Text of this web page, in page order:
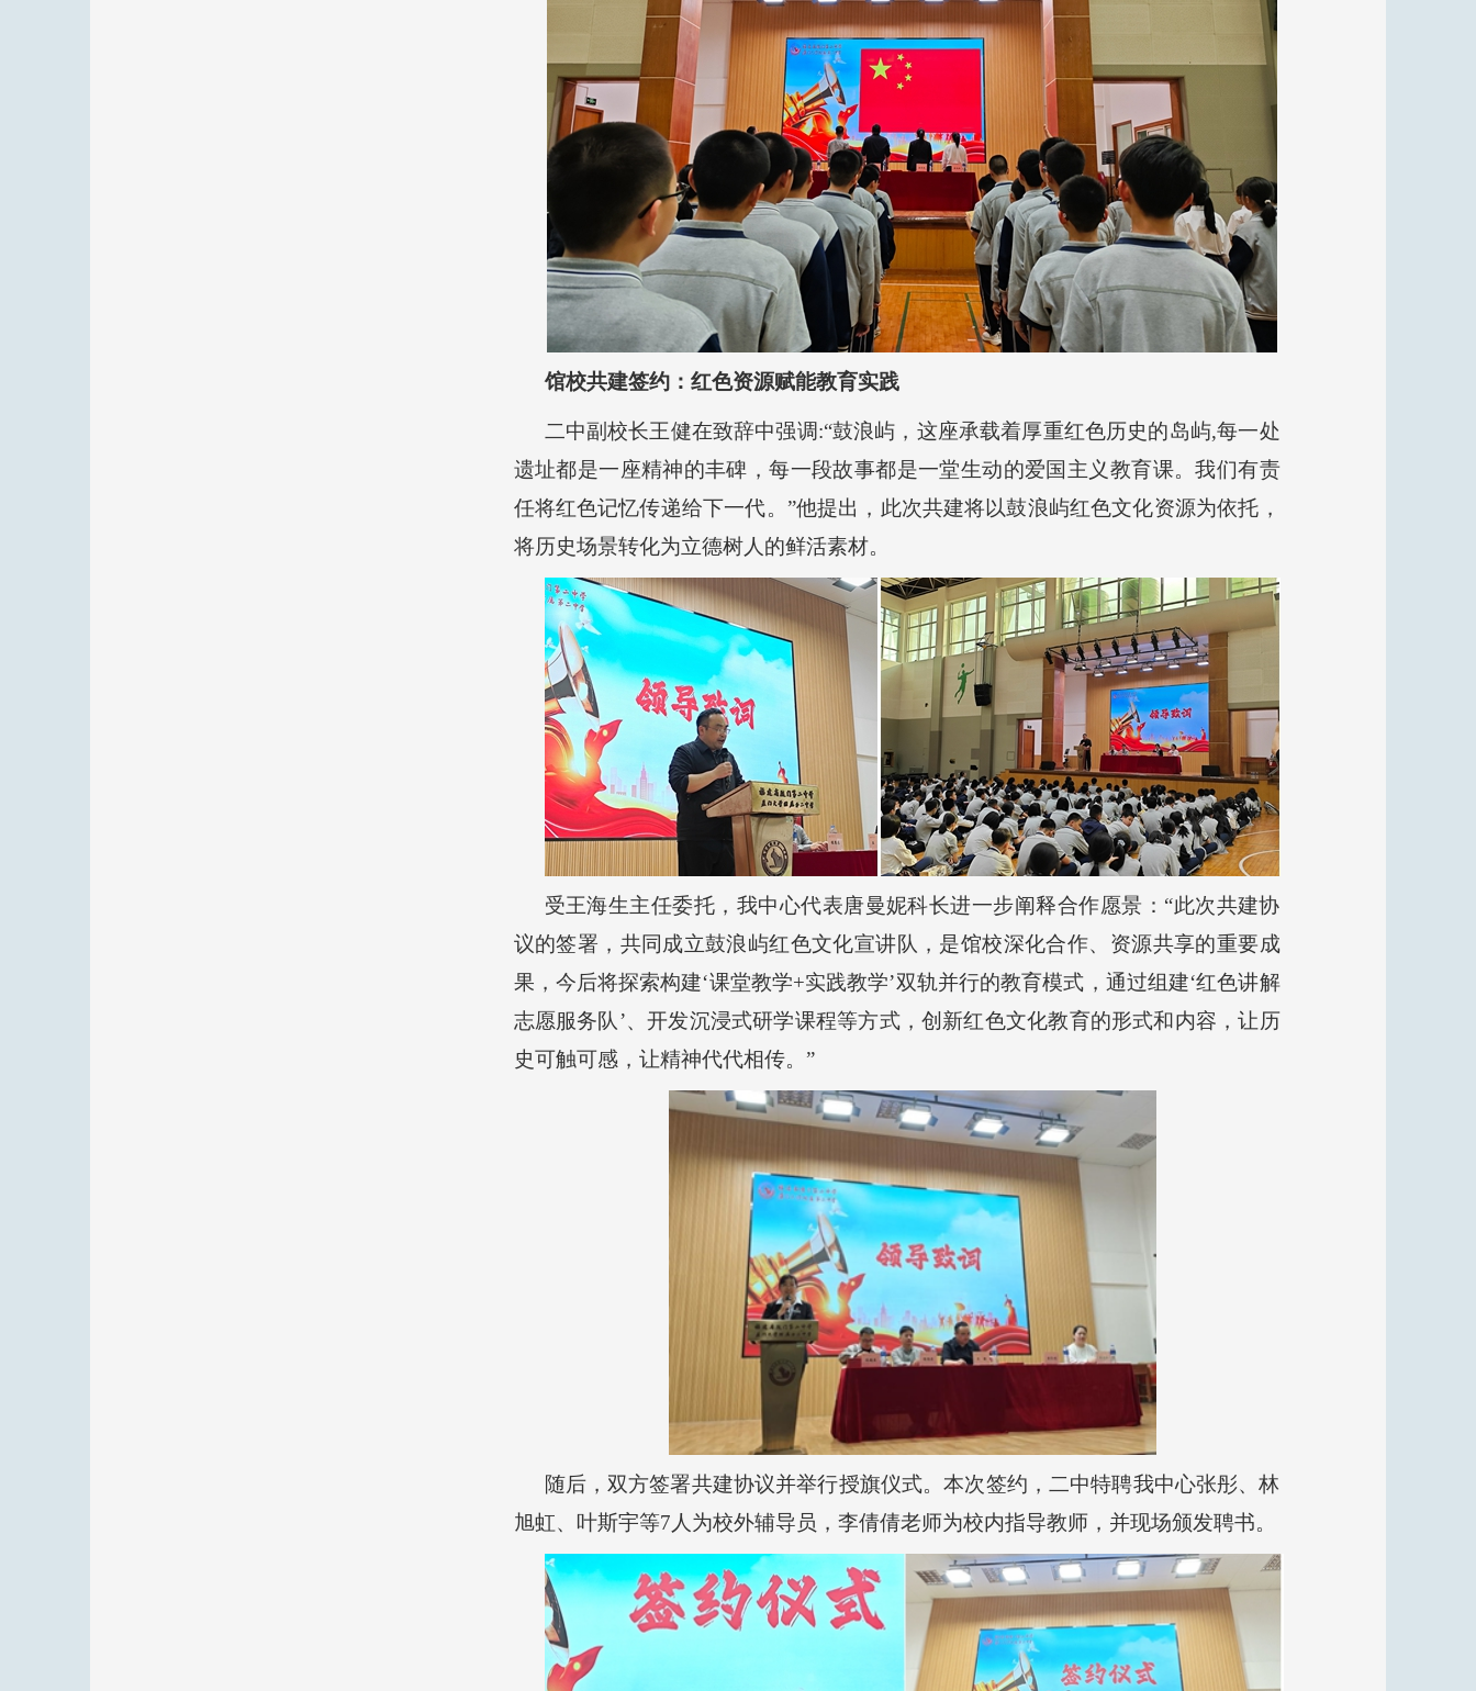
馆校共建签约：红色资源赋能教育实践
二中副校长王健在致辞中强调:“鼓浪屿，这座承载着厚重红色历史的岛屿,每一处
遗址都是一座精神的丰碑，每一段故事都是一堂生动的爱国主义教育课。我们有责
任将红色记忆传递给下一代。”他提出，此次共建将以鼓浪屿红色文化资源为依托，
将历史场景转化为立德树人的鲜活素材。
受王海生主任委托，我中心代表唐曼妮科长进一步阐释合作愿景：“此次共建协
议的签署，共同成立鼓浪屿红色文化宣讲队，是馆校深化合作、资源共享的重要成
果，今后将探索构建‘课堂教学+实践教学’双轨并行的教育模式，通过组建‘红色讲解
志愿服务队’、开发沉浸式研学课程等方式，创新红色文化教育的形式和内容，让历
史可触可感，让精神代代相传。”
随后，双方签署共建协议并举行授旗仪式。本次签约，二中特聘我中心张彤、林
旭虹、叶斯宇等7人为校外辅导员，李倩倩老师为校内指导教师，并现场颁发聘书。